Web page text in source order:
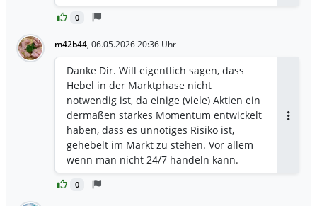
0
m42b44, 06.05.2026 20:36 Uhr
0
Danke Dir. Will eigentlich sagen, dass
Hebel in der Marktphase nicht
notwendig ist, da einige (viele) Aktien ein
dermaßen starkes Momentum entwickelt
haben, dass es unnötiges Risiko ist,
gehebelt im Markt zu stehen. Vor allem
wenn man nicht 24/7 handeln kann.